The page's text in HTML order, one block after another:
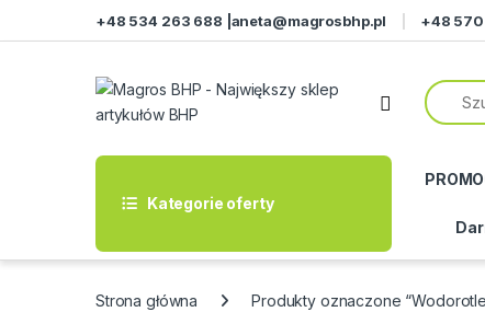
+48 534 263 688 | aneta@magrosbhp.pl +48 570
Kategorie oferty
Strona główna Produkty oznaczone